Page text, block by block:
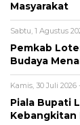
Masyarakat
Sabtu, 1 Agustus
Pemkab
Budaya
Kamis, 30 Juli 2026
Piala Bupati
Kebangkitan